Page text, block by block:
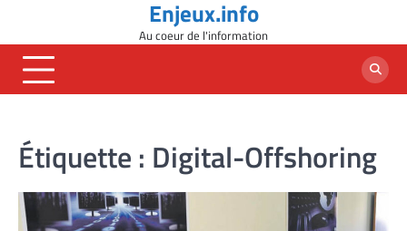
content
Enjeux.info
Au coeur de l'information
Étiquette : Digital-Offshoring